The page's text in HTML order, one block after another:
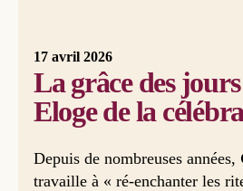
17 avril 2026
La grâce des
Eloge de la
Depuis de nombreuses années,
travaille à « ré-enchanter les